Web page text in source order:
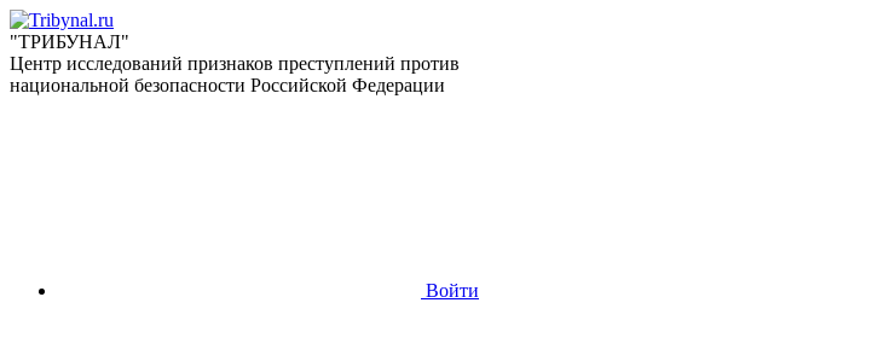
"ТРИБУНАЛ"
Центр исследований признаков преступлений против
национальной безопасности Российской Федерации
Войти